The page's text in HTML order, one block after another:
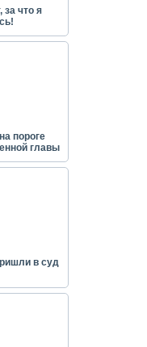
за что я
пороге
главы
в суд